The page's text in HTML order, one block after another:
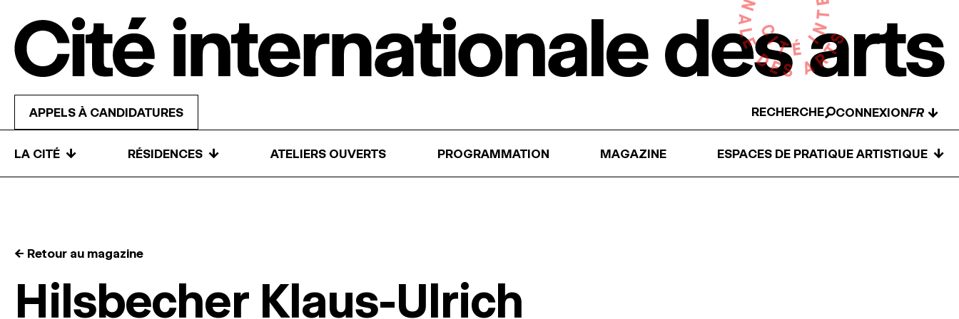
APPELS À CANDIDATURES RECHERCHE CONNEXION ↓
LA CITÉ ↓ RÉSIDENCES ↓ ATELIERS OUVERTS PROGRAMMATION MAGAZINE ESPACES DE PRATIQUE ARTISTIQUE ↓
← Retour au magazine
Hilsbecher Klaus-Ulrich